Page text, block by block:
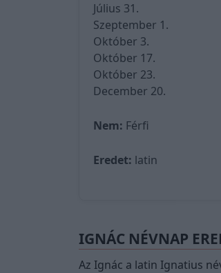
Július 31.
Szeptember 1.
Október 3.
Október 17.
Október 23.
December 20.
Nem: Férfi
Eredet: latin
IGNÁC NÉVNAP
Az Ignác a latin Ignatius